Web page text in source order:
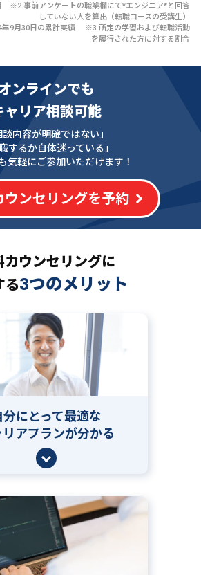
※2 事前アンケートの職業欄にて*エンジニア*と回答
していない人を算出（転職コースの受講生）
9月30日の累計実績 ※3 所定の学習および転職活動
を履行された方に対する割合
ンラインでも
ャリア相談可能
談内容が明確ではない」
職するか自体迷っている」
気軽にご参加いただけます！
ウンセリングを予約
カウンセリングに
る3つのメリット
分にとって最適な
リアプランが分かる